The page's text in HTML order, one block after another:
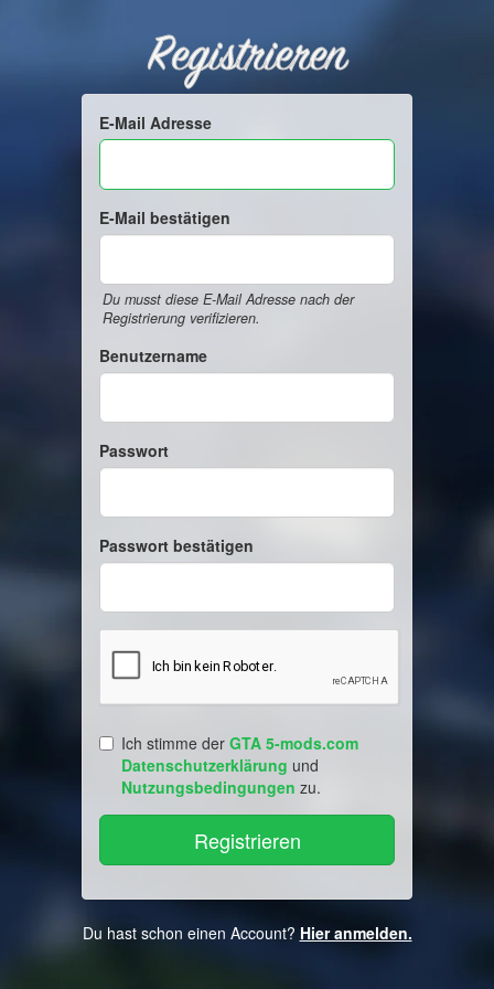
Registrieren
E-Mail Adresse
E-Mail bestätigen
Du musst diese E-Mail Adresse nach der
Registrierung verifizieren.
Benutzername
Passwort
Passwort bestätigen
Ich stimme der GTA 5-mods.com
Datenschutzerklärung und
Nutzungsbedingungen zu.
Du hast schon einen Account? Hier anmelden.